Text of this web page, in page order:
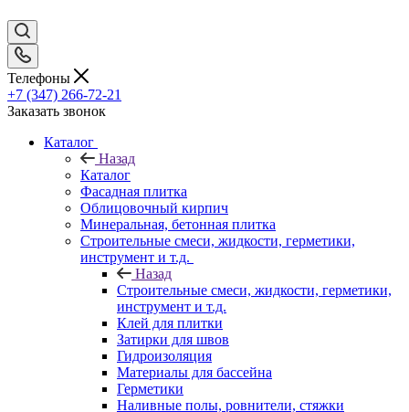
Телефоны
+7 (347) 266-72-21
Заказать звонок
Каталог
Назад
Каталог
Фасадная плитка
Облицовочный кирпич
Минеральная, бетонная плитка
Строительные смеси, жидкости, герметики,
инструмент и т.д.
Назад
Строительные смеси, жидкости, герметики,
инструмент и т.д.
Клей для плитки
Затирки для швов
Гидроизоляция
Материалы для бассейна
Герметики
Наливные полы, ровнители, стяжки